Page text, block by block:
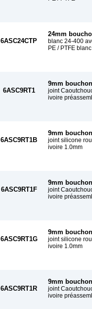
6ASC24CTP
24mm
blanc 24-400
PE / PTFE blanc
6ASC9RT1
9mm
joint
ivoire
6ASC9RT1B
9mm
joint silicone
ivoire 1.0mm
6ASC9RT1F
9mm
joint
ivoire
6ASC9RT1G
9mm
joint silicone
ivoire 1.0mm
6ASC9RT1R
9mm
joint
ivoire